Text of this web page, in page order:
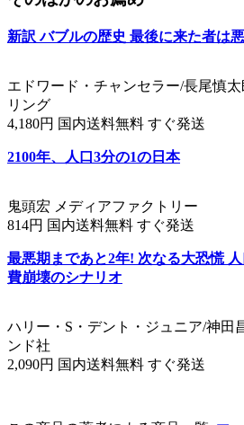
新訳 バブルの歴史 最後に来た者は
エドワード・チャンセラー/長尾慎
リング
4,180円 国内送料無料 すぐ発送
2100年、人口3分の1の日本
鬼頭宏 メディアファクトリー
814円 国内送料無料 すぐ発送
最悪期まであと2年! 次なる大恐慌
費崩壊のシナリオ
ハリー・S・デント・ジュニア/神田
ンド社
2,090円 国内送料無料 すぐ発送